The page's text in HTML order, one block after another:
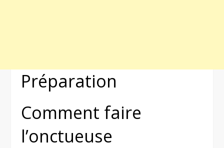
Préparation
Comment faire
l’onctueuse